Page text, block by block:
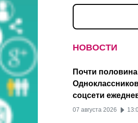
НОВОСТИ
Почти
соцсети
07 августа 2026